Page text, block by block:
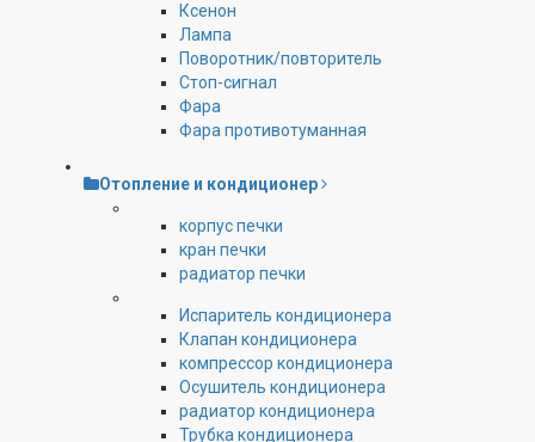
Ксенон
Лампа
Поворотник/повторитель
Стоп-сигнал
Фара
Фара противотуманная
Отопление и кондиционер
корпус печки
кран печки
радиатор печки
Испаритель кондиционера
Клапан кондиционера
компрессор кондиционера
Осушитель кондиционера
радиатор кондиционера
Трубка кондиционера